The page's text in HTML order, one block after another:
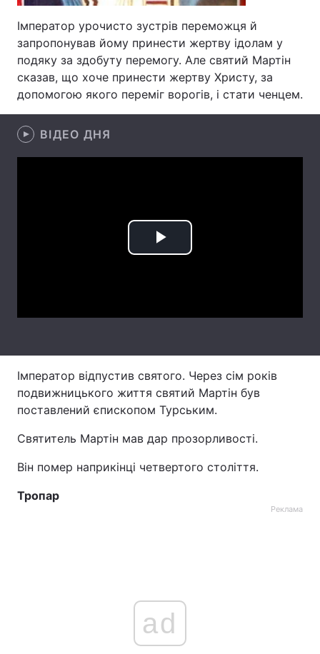
Тема оформлення
Імператор урочисто зустрів переможця й
запропонував йому принести жертву ідолам у
подяку за здобуту перемогу. Але святий Мартін
сказав, що хоче принести жертву Христу, за
допомогою якого переміг ворогів, і стати ченцем.
ВІДЕО ДНЯ
Play
Імператор відпустив святого. Через сім років
подвижницького життя святий Мартін був
поставлений єпископом Турським.
Святитель Мартін мав дар прозорливості.
Він помер наприкінці четвертого століття.
Тропар
Реклама
ad